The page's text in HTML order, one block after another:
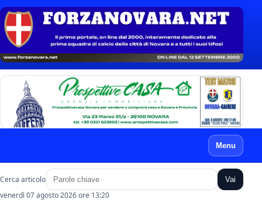
Menu
Cerca articolo Vai
venerdì 07 agosto 2026 ore 13:20